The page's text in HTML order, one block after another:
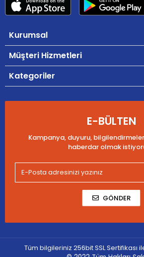
Kurumsal
Müşteri Hizmetleri
Kategoriler
E-BÜLTEN
Kampanya, duyuru,
haberdar olmak
GÖNDER
Tüm bilgileriniz 256bit SSL Sertifikası